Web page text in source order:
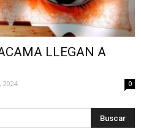
LLEGAN A
2024 0